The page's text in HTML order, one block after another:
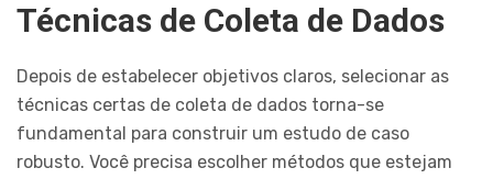
Técnicas de Coleta de Dados
Depois de estabelecer objetivos claros, selecionar as
técnicas certas de coleta de dados torna-se
fundamental para construir um estudo de caso
robusto. Você precisa escolher métodos que estejam